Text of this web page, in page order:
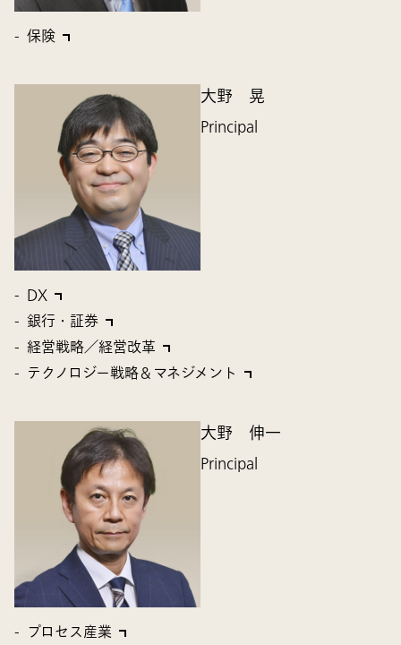
保険
大野 晃
Principal
DX
銀行・証券
経営戦略／経営改革
テクノロジー戦略＆マネジメント
大野 伸一
Principal
プロセス産業